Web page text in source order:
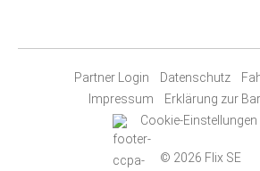
Partner Login Datenschutz
Impressum
Erklärung zur
Cookie-Einstellungen
© 2026 Flix SE